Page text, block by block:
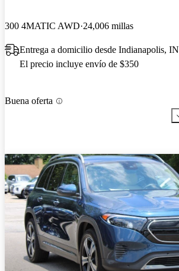
300 4MATIC AWD 24,006 millas
Entrega a domicilio desde Indianapolis, IN
El precio incluye envío de $350
Buena oferta